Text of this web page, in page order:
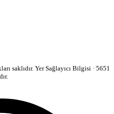
saklıdır. Yer Sağlayıcı Bilgisi · 5651